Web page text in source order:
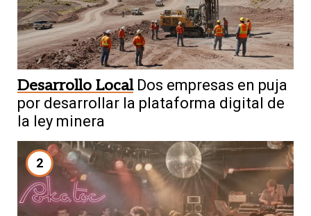
Desarrollo Local Dos empresas en puja
por desarrollar la plataforma digital de
la ley minera
2